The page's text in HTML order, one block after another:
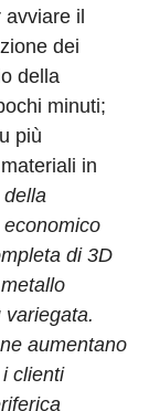
il
dei
della
minuti;
più
in
della
di 3D
aumentano
i clienti